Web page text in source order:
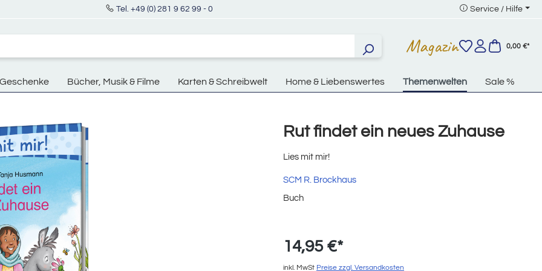
Tel. +49 (0) 281 9 62 99 - 0 Service / Hilfe
Magazin 0,00 €*
Geschenke Bücher, Musik & Filme Karten & Schreibwelt Home & Liebenswertes Themenwelten Sale %
Rut findet ein neues Zuhause
Lies mit mir!
SCM R. Brockhaus
Buch
14,95 €*
inkl. MwSt Preise zzgl. Versandkosten